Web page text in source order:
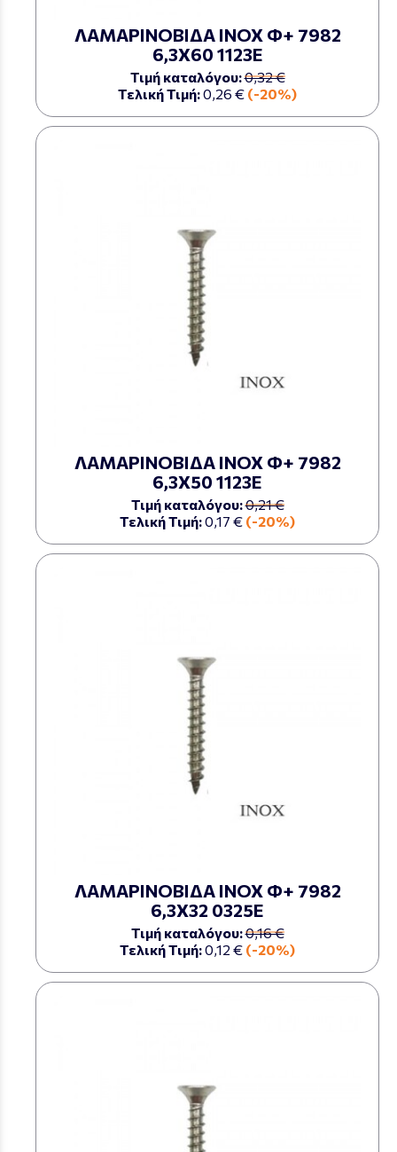
ΛΑΜΑΡΙΝΟΒΙΔΑ ΙΝΟΧ Φ+ 7982
6,3Χ60 1123Ε
Τιμή καταλόγου:0,32 €
Τελική Τιμή:0,26 € (-20%)
ΛΑΜΑΡΙΝΟΒΙΔΑ ΙΝΟΧ Φ+ 7982
6,3Χ50 1123Ε
Τιμή καταλόγου:0,21 €
Τελική Τιμή:0,17 € (-20%)
ΛΑΜΑΡΙΝΟΒΙΔΑ ΙΝΟΧ Φ+ 7982
6,3Χ32 0325Ε
Τιμή καταλόγου:0,16 €
Τελική Τιμή:0,12 € (-20%)